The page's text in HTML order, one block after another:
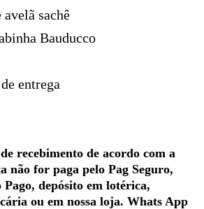
avelã sachê
Bauducco
entrega
recebimento de acordo com a
não for paga pelo Pag Seguro,
depósito em lotérica,
ou em nossa loja. Whats App